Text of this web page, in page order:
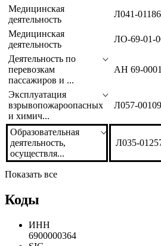
Медицинская
деятельность
Л041-
Медицинская
деятельность
ЛО-69-01-
Деятельность по
перевозкам
пассажиров и ...
АН 69-
Эксплуатация
взрывопожароопасных
и химич...
Л057-
Образовательная
деятельность,
осуществля...
Л035-
Показать все
Коды
ИНН
6900000364